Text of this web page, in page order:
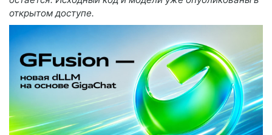
открытом доступе.